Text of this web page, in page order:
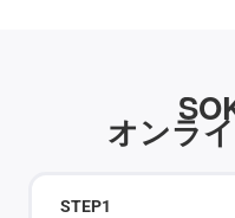
オンラ
STEP1